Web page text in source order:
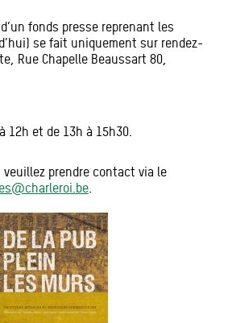
fonds presse reprenant les
se fait uniquement sur rendez-
Rue Chapelle Beaussart 80,
12h et de 13h à 15h30.
prendre contact via le
.